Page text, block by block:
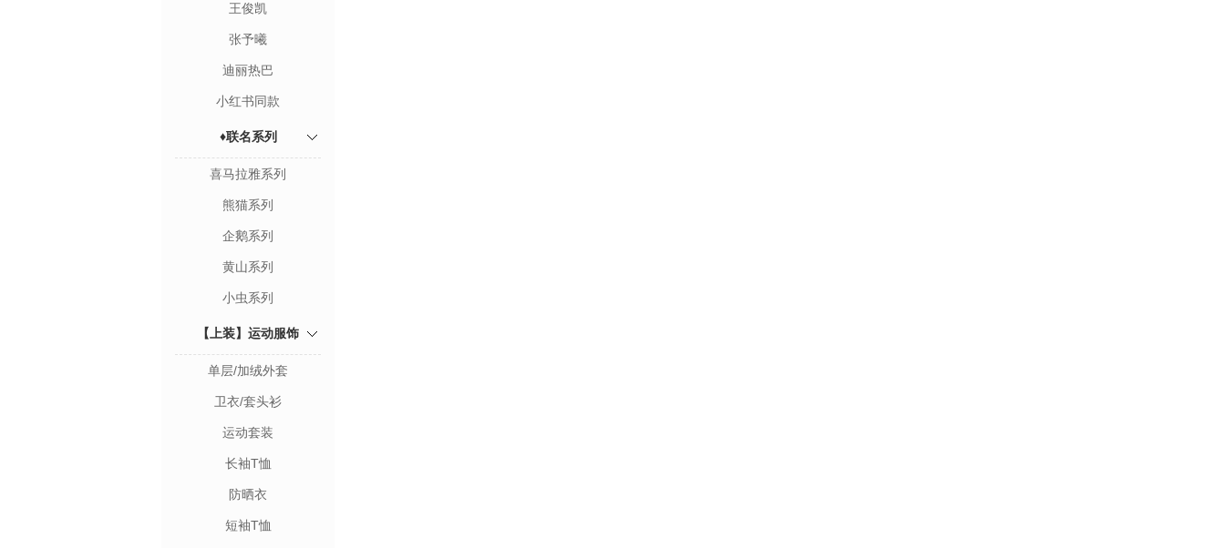
王俊凯
张予曦
迪丽热巴
小红书同款
♦联名系列
喜马拉雅系列
熊猫系列
企鹅系列
黄山系列
小虫系列
【上装】运动服饰
单层/加绒外套
卫衣/套头衫
运动套装
长袖T恤
防晒衣
短袖T恤